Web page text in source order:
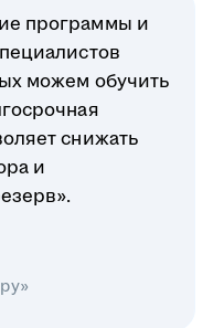
программы и
можем обучить
снижать
и